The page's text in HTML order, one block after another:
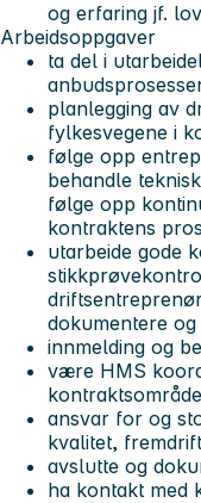
og erfaring jf.
Arbeidsoppgaver
ta del i
planlegging av
fylkesvegene i
følge opp
behandle
følge opp
kontraktens
utarbeide gode
dokumentere
innmelding og
­være HMS
ansvar for og
kvalitet,
avslutte og
­ha kontakt med